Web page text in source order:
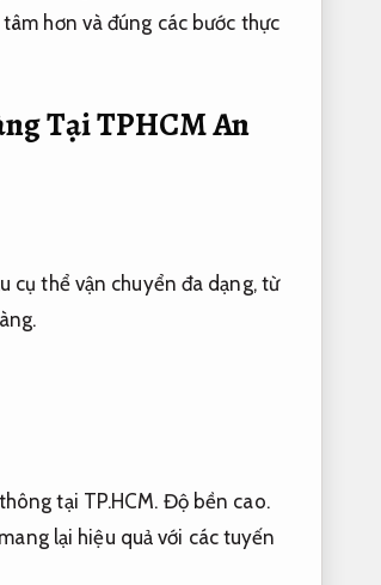
hơn và đúng các bước thực
Tại TPHCMAn
cụ thể vận chuyển đa dạng, từ
tại TP.HCM. Độ bền cao.
lại hiệu quả với các tuyến